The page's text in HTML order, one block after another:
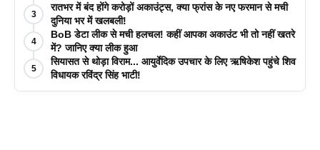
3
रातभर में बंद होंगे करोड़ों अकाउंट्स, क्या फ्रांस के नए फरमान से मची
दुनिया भर में खलबली!
4
BoB डेटा लीक से मची हलचल! कहीं आपका अकाउंट भी तो नहीं खतरे
में? जानिए क्या लीक हुआ
5
सियासत से थोड़ा विराम... आयुर्वेदिक उपचार के लिए ऋषिकेश पहुंचे शिव
विधायक रविंद्र सिंह भाटी!